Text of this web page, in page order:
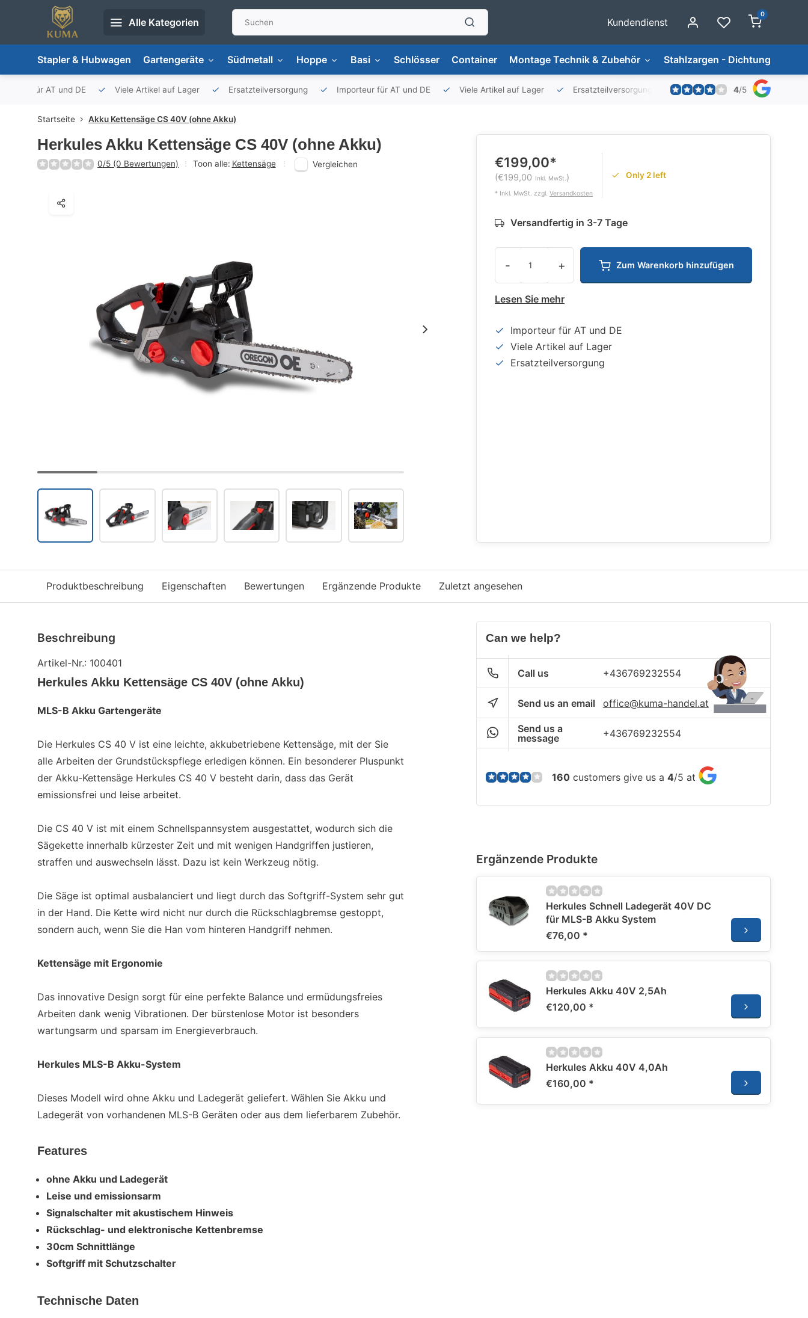
Alle Kategorien Kundendienst
0
Stapler & Hubwagen Gartengeräte Südmetall Hoppe Basi Schlösser Container Montage Technik & Zubehör Stahlzargen - Dichtungen
für AT und DE Viele Artikel auf Lager Ersatzteilversorgung Importeur für AT und DE Viele Artikel auf Lager Ersatzteilversorgung 4/5
Startseite Akku Kettensäge CS 40V (ohne Akku)
Herkules Akku Kettensäge CS 40V (ohne Akku)
0/5 (0 Bewertungen) Toon alle: Kettensäge Vergleichen €199,00*
(€199,00 Inkl. MwSt. )
* Inkl. MwSt. zzgl. Versandkosten
Only 2 left
Versandfertig in 3-7 Tage
- + Zum Warenkorb hinzufügen
Lesen Sie mehr
Importeur für AT und DE
Viele Artikel auf Lager
Ersatzteilversorgung
Produktbeschreibung Eigenschaften Bewertungen Ergänzende Produkte Zuletzt angesehen
Beschreibung
Artikel-Nr.: 100401
Herkules Akku Kettensäge CS 40V (ohne Akku)
MLS-B Akku Gartengeräte
Die Herkules CS 40 V ist eine leichte, akkubetriebene Kettensäge, mit der Sie
alle Arbeiten der Grundstückspflege erledigen können. Ein besonderer Pluspunkt
der Akku-Kettensäge Herkules CS 40 V besteht darin, dass das Gerät
emissionsfrei und leise arbeitet.
Die CS 40 V ist mit einem Schnellspannsystem ausgestattet, wodurch sich die
Sägekette innerhalb kürzester Zeit und mit wenigen Handgriffen justieren,
straffen und auswechseln lässt. Dazu ist kein Werkzeug nötig.
Die Säge ist optimal ausbalanciert und liegt durch das Softgriff-System sehr gut
in der Hand. Die Kette wird nicht nur durch die Rückschlagbremse gestoppt,
sondern auch, wenn Sie die Han vom hinteren Handgriff nehmen.
Kettensäge mit Ergonomie
Das innovative Design sorgt für eine perfekte Balance und ermüdungsfreies
Arbeiten dank wenig Vibrationen. Der bürstenlose Motor ist besonders
wartungsarm und sparsam im Energieverbrauch.
Herkules MLS-B Akku-System
Dieses Modell wird ohne Akku und Ladegerät geliefert. Wählen Sie Akku und
Ladegerät von vorhandenen MLS-B Geräten oder aus dem lieferbarem Zubehör.
Features
ohne Akku und Ladegerät
Leise und emissionsarm
Signalschalter mit akustischem Hinweis
Rückschlag- und elektronische Kettenbremse
30cm Schnittlänge
Softgriff mit Schutzschalter
Technische Daten
Can we help?
Call us +436769232554
Send us an email office@kuma-handel.at
Send us a
message
+436769232554
160 customers give us a 4/5 at
Ergänzende Produkte
Herkules Schnell Ladegerät 40V DC
für MLS-B Akku System
€76,00 *
Herkules Akku 40V 2,5Ah
€120,00 *
Herkules Akku 40V 4,0Ah
€160,00 *